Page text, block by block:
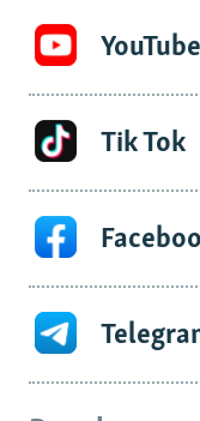
YouTube
Tik Tok